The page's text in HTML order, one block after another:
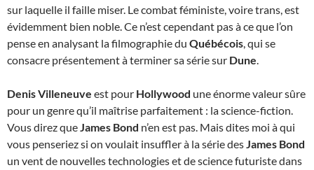
sur laquelle il faille miser. Le combat féministe, voire trans, est
évidemment bien noble. Ce n’est cependant pas à ce que l’on
pense en analysant la filmographie du Québécois, qui se
consacre présentement à terminer sa série sur Dune.
Denis Villeneuve est pour Hollywood une énorme valeur sûre
pour un genre qu’il maîtrise parfaitement : la science-fiction.
Vous direz queJames Bond n’en est pas. Mais dites moi à qui
vous penseriez si on voulait insuffler à la série desJames Bond
un vent de nouvelles technologies et de science futuriste dans